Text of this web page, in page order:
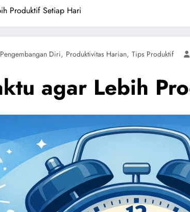
Produktif Setiap Hari
Pengembangan Diri, Produktivitas Harian, Tips Produktif
agar Lebih